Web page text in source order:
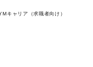
キャリア（求職者向け）